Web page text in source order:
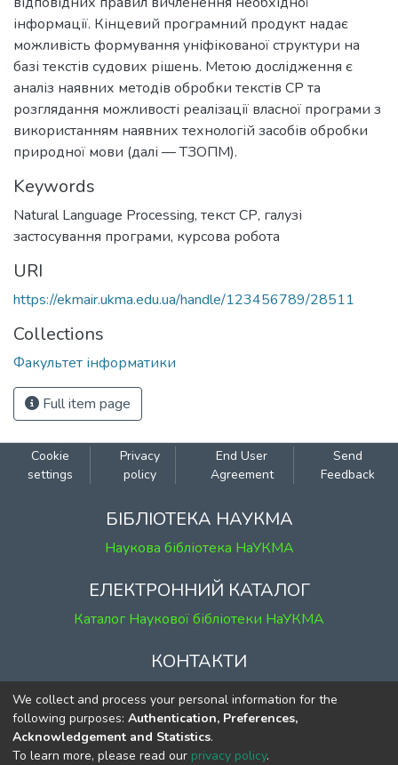
інформації. Кінцевий програмний продукт надає
можливість формування уніфікованої структури на
базі текстів судових рішень. Метою дослідження є
аналіз наявних методів обробки текстів СР та
розглядання можливості реалізації власної програми з
використанням наявних технологій засобів обробки
природної мови (далі — ТЗОПМ).
Keywords
Natural Language Processing, текст СР, галузі
застосування програми, курсова робота
URI
https://ekmair.ukma.edu.ua/handle/123456789/28511
Collections
Факультет інформатики
Full item page
Cookie
settings
Privacy
policy
End User
Agreement
Send
Feedback
БІБЛІОТЕКА НАУКМА
Наукова бібліотека НаУКМА
ЕЛЕКТРОННИЙ КАТАЛОГ
Каталог Наукової бібліотеки НаУКМА
КОНТАКТИ
м. Київ, вул. Григорія Сковороди, 2
к. 1, к. 120
тел. (044) 463-69-31
We collect and process your personal information for the
following purposes: Authentication, Preferences,
Acknowledgement and Statistics.
To learn more, please read our privacy policy.